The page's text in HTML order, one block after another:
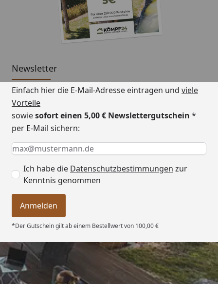
Geringe
Elektrosmog-
Emission
VITALlight -
Infrarotstrahler,
Intensität- und
Zonenregelung
Optionale Erweiterungen (siehe Reiter "Zubehör"):
Massagehandschuh, usw.
Aroma- und Duftanwendungen
Montageanleitung
Infraworld Wärmekabine TrioSol Natura 120
Technische Daten
Newsletter
Einfach hier die E-Mail-Adresse eintragen und viele
Vorteile
sowiesofort einen 5,00 € Newslettergutschein *
per E-Mail sichern:
Keine Eingabe erforderlich
Eingabe erforderlich
E-Mail *
Ich habe die Datenschutzbestimmungen zur
Kenntnis genommen
Anmelden
*Der Gutschein gilt ab einem Bestellwert von 100,00 €
Trusted Shops